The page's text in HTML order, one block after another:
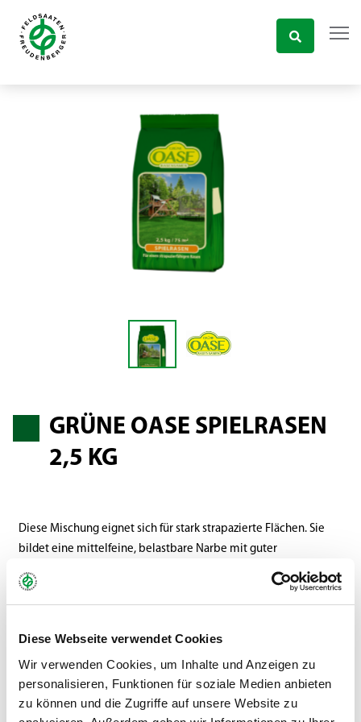
Diese Webseite verwendet Cookies
Wir verwenden Cookies, um Inhalte und Anzeigen zu
personalisieren, Funktionen für soziale Medien anbieten
zu können und die Zugriffe auf unsere Website zu
GRÜNE OASE SPIELRASEN
2,5 KG
Diese Mischung eignet sich für stark strapazierte Flächen. Sie
bildet eine mittelfeine, belastbare Narbe mit guter
Regenerationsfähigkeit. So kann sich der Rasen auch nach
starker Beanspruchung in sehr kurzer Zeit erholen und hässliche
Schadstellen verschwinden schnell wieder.
Art.-Nr.:59732 (VE 6)